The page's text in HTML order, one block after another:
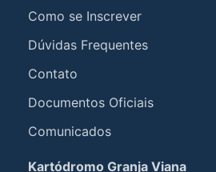
Como se Inscrever
Dúvidas Frequentes
Contato
Documentos Oficiais
Comunicados
Kartódromo Granja Viana